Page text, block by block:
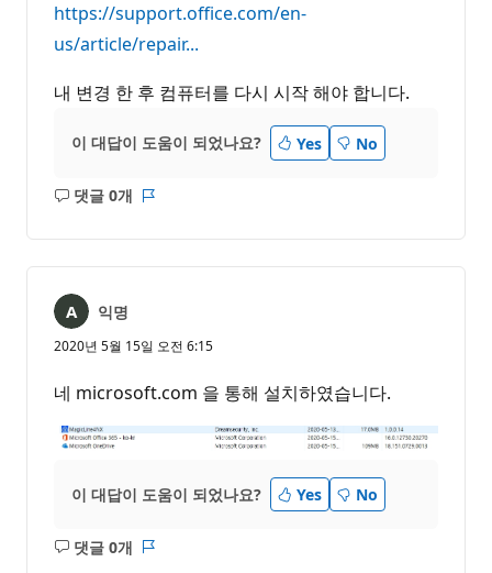
https://support.office.com/en-
us/article/repair...
내 변경 한 후 컴퓨터를 다시 시작 해야 합니다.
이 대답이 도움이 되었나요? Yes No
댓글 0개
설
음
보
익명
2020년 5월 15일 오전 6:15
네 microsoft.com 을 통해 설치하였습니다.
이 대답이 도움이 되었나요? Yes No
댓글 0개
설